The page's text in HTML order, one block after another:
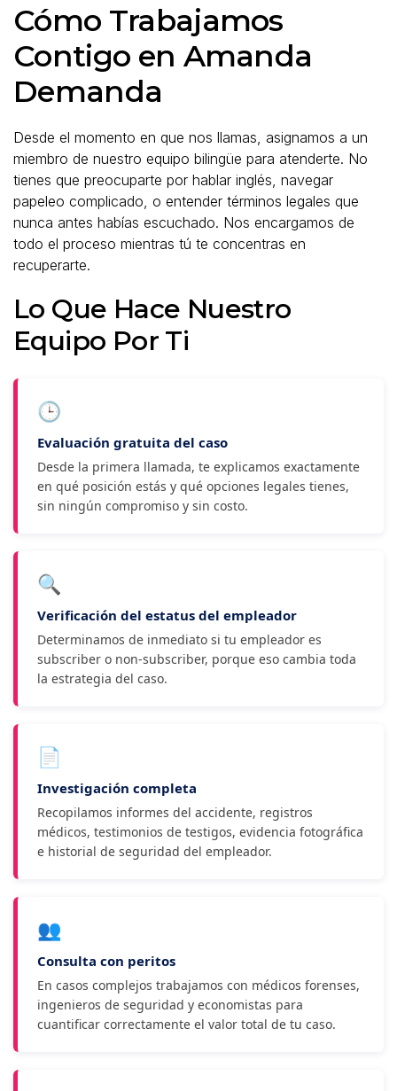
Cómo Trabajamos
Contigo en Amanda
Demanda
Desde el momento en que nos llamas, asignamos a un
miembro de nuestro equipo bilingüe para atenderte. No
tienes que preocuparte por hablar inglés, navegar
papeleo complicado, o entender términos legales que
nunca antes habías escuchado. Nos encargamos de
todo el proceso mientras tú te concentras en
recuperarte.
Lo Que Hace Nuestro
Equipo Por Ti
🕒
Evaluación gratuita del caso
Desde la primera llamada, te explicamos exactamente
en qué posición estás y qué opciones legales tienes,
sin ningún compromiso y sin costo.
🔍
Verificación del estatus del empleador
Determinamos de inmediato si tu empleador es
subscriber o non-subscriber, porque eso cambia toda
la estrategia del caso.
📄
Investigación completa
Recopilamos informes del accidente, registros
médicos, testimonios de testigos, evidencia fotográfica
e historial de seguridad del empleador.
👥
Consulta con peritos
En casos complejos trabajamos con médicos forenses,
ingenieros de seguridad y economistas para
cuantificar correctamente el valor total de tu caso.